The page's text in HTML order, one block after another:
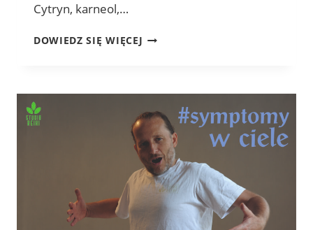
Cytryn, karneol,…
DOWIEDZ SIĘ WIĘCEJ CZAKRA
/
KRZYŻOWA
/
SEKSUALNA